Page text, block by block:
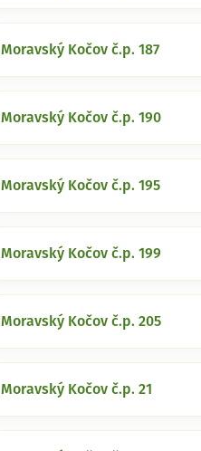
Moravský Kočov č.p. 187
Moravský Kočov č.p. 190
Moravský Kočov č.p. 195
Moravský Kočov č.p. 199
Moravský Kočov č.p. 205
Moravský Kočov č.p. 21